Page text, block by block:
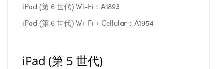
iPad (第 6 世代) Wi-Fi：A1893
iPad (第 6 世代) Wi-Fi + Cellular：A1954
iPad (第 5 世代)